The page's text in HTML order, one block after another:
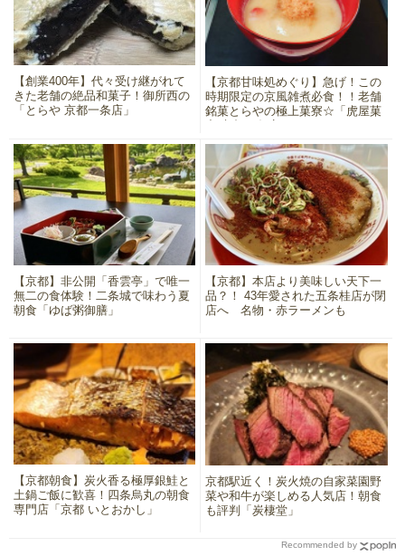
【創業400年】代々受け継がれて
きた老舗の絶品和菓子！御所西の
「とらや 京都一条店」
【京都甘味処めぐり】急げ！この
時期限定の京風雑煮必食！！老舗
銘菓とらやの極上菓寮☆「虎屋菓
【京都】非公開「香雲亭」で唯一
無二の食体験！二条城で味わう夏
朝食「ゆば粥御膳」
【京都】本店より美味しい天下一
品？！ 43年愛された五条桂店が閉
店へ 名物・赤ラーメンも
【京都朝食】炭火香る極厚銀鮭と
土鍋ご飯に歓喜！四条烏丸の朝食
専門店「京都 いとおかし」
京都駅近く！炭火焼の自家菜園野
菜や和牛が楽しめる人気店！朝食
も評判「炭棲堂」
Recommended by